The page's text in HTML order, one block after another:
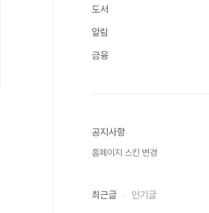
도서
알림
금융
공지사항
홈페이지 스킨 변경
최근글 인기글